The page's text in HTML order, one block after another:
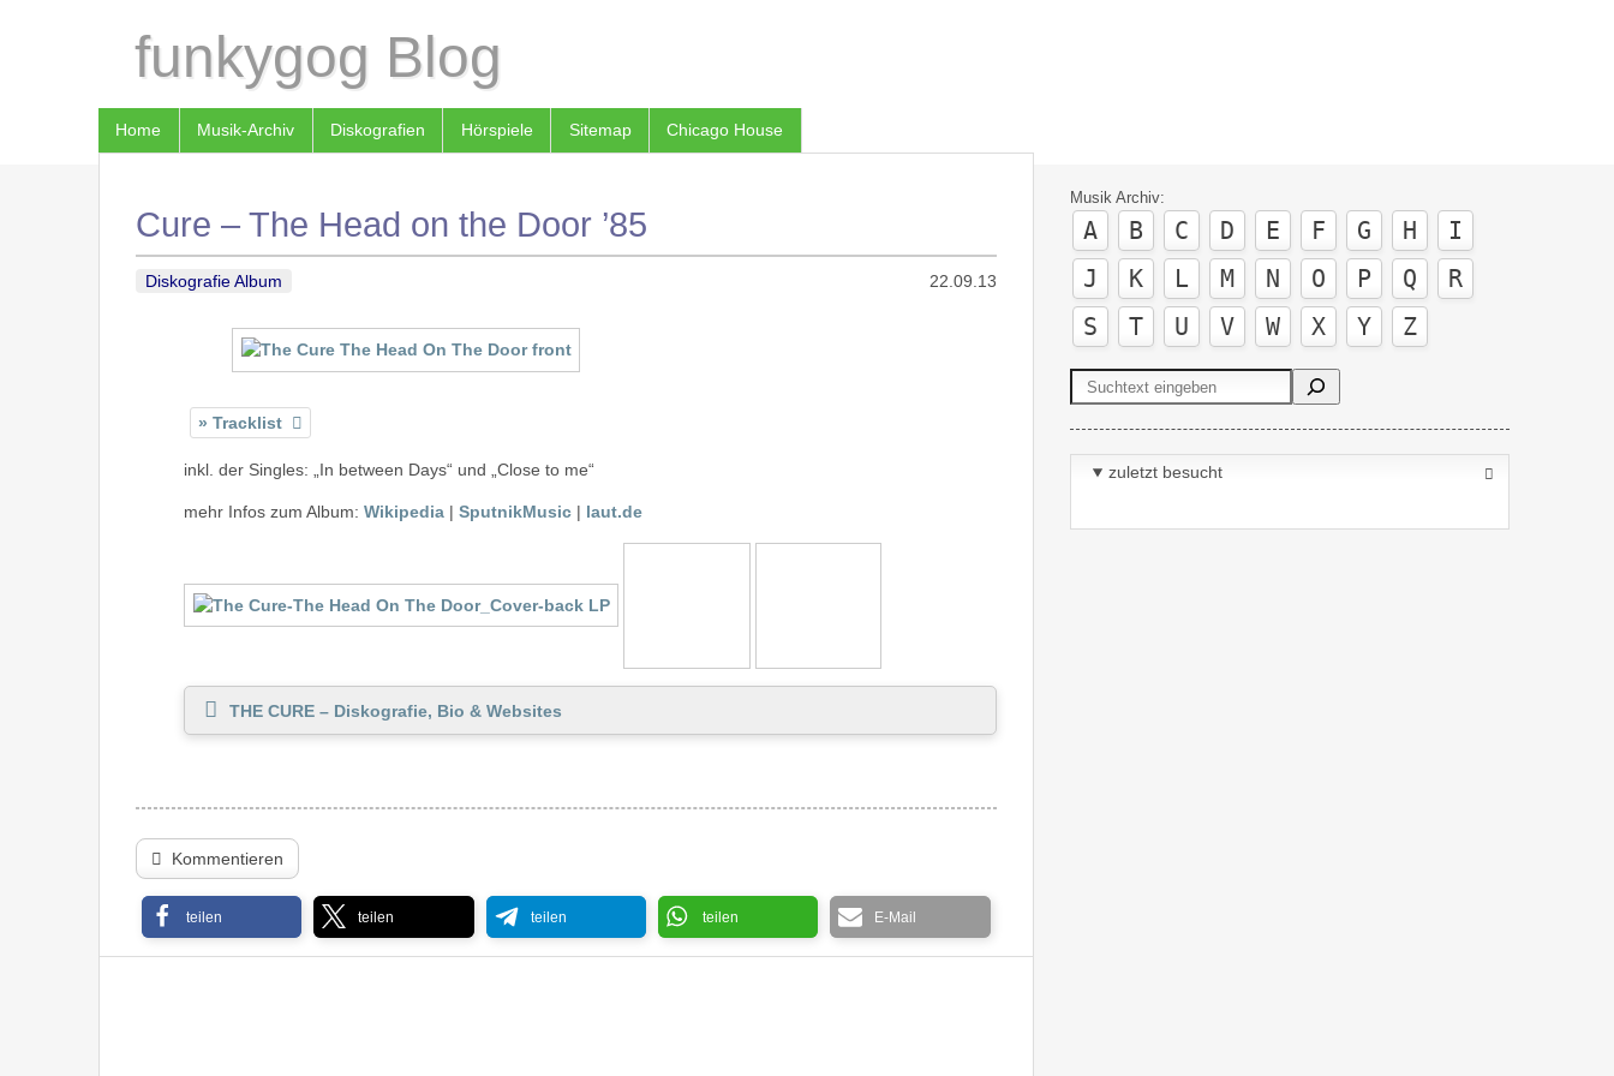
funkygog Blog
Home Musik-Archiv Diskografien Hörspiele Sitemap Chicago House
Cure – The Head on the Door ’85
Diskografie Album 22.09.13
Tracklist
inkl. der Singles: „In between Days“ und „Close to me“
mehr Infos zum Album: Wikipedia | SputnikMusic | laut.de
THE CURE – Diskografie, Bio & Websites
Kommentieren
teilen teilen teilen teilen E-Mail
Musik Archiv:
A B C D E F G H
I
J
K L M N O P Q
R
S
T U V W X Y Z
Suchen
zuletzt besucht